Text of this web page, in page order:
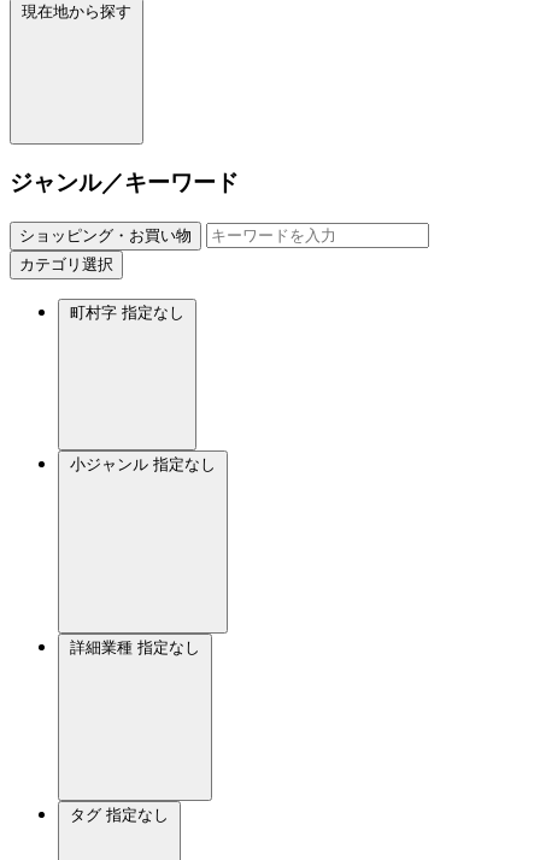
現在地から探す
ジャンル／キーワード
ショッピング・お買い物
カテゴリ選択
町村字 指定なし
小ジャンル 指定なし
詳細業種 指定なし
タグ 指定なし